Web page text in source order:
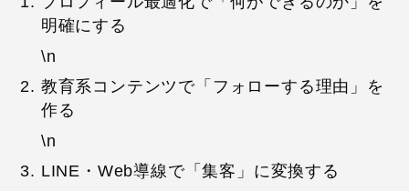
明確にする
\n
教育系コンテンツで「フォローする理由」を
作る
\n
LINE・Web導線で「集客」に変換する